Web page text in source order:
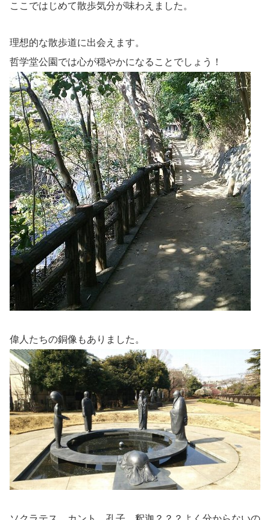
ここではじめて散歩気分が味わえました。
理想的な散歩道に出会えます。
哲学堂公園では心が穏やかになることでしょう！
偉人たちの銅像もありました。